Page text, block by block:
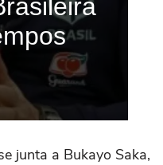
junta a Bukayo Saka,